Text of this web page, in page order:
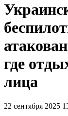
где
лица
22 сентября 2025